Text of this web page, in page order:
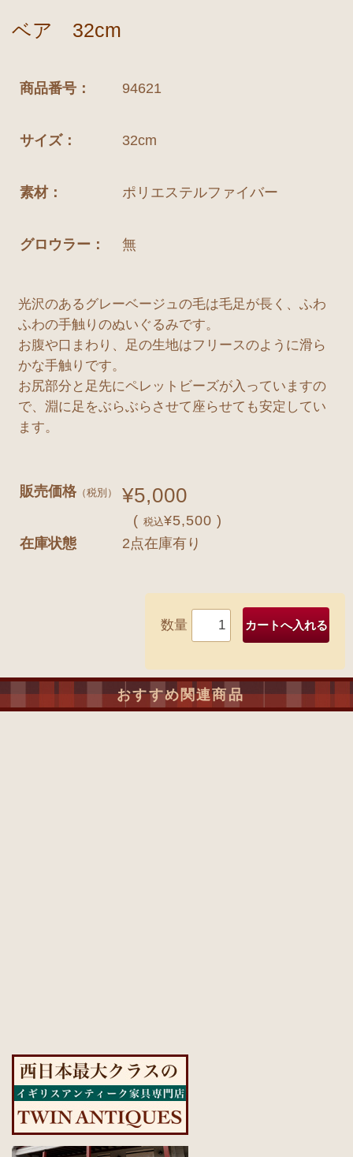
ベア 32cm
商品番号： 94621
サイズ： 32cm
素材： ポリエステルファイバー
グロウラー： 無
光沢のあるグレーベージュの毛は毛足が長く、ふわ
ふわの手触りのぬいぐるみです。
お腹や口まわり、足の生地はフリースのように滑ら
かな手触りです。
お尻部分と足先にペレットビーズが入っていますの
で、淵に足をぶらぶらさせて座らせても安定してい
ます。
販売価格（税別） ¥5,000
(税込¥5,500 )
在庫状態 2点在庫有り
数量
おすすめ関連商品